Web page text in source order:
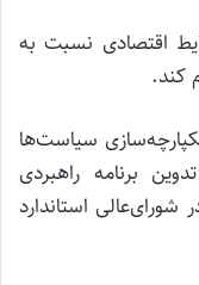
اقتصادی نسبت به
کند.
سیاست‌ها
برنامه راهبردی
شورای‌عالی استاندارد